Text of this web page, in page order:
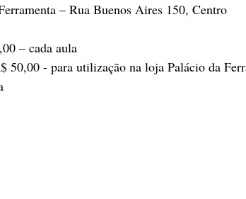
– Rua Buenos Aires 150, Centro
– cada aula
50,00 - para utilização na loja Palácio da